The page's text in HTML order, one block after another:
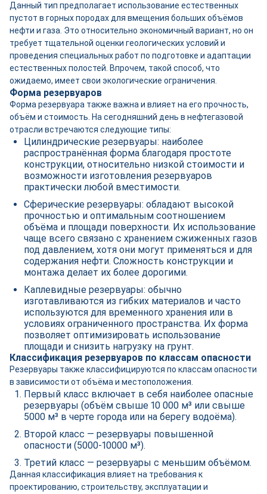
Данный тип предполагает использование естественных
пустот в горных породах для вмещения больших объёмов
нефти и газа. Это относительно экономичный вариант, но он
требует тщательной оценки геологических условий и
проведения специальных работ по подготовке и адаптации
естественных полостей. Впрочем, такой способ, что
ожидаемо, имеет свои экологические ограничения.
Форма резервуаров
Форма резервуара также важна и влияет на его прочность,
объём и стоимость. На сегодняшний день в нефтегазовой
отрасли встречаются следующие типы:
Цилиндрические резервуары: наиболее
распространённая форма благодаря простоте
конструкции, относительно низкой стоимости и
возможности изготовления резервуаров
практически любой вместимости.
Сферические резервуары: обладают высокой
прочностью и оптимальным соотношением
объёма и площади поверхности. Их использование
чаще всего связано с хранением сжиженных газов
под давлением, хотя они могут применяться и для
содержания нефти. Сложность конструкции и
монтажа делает их более дорогими.
Каплевидные резервуары: обычно
изготавливаются из гибких материалов и часто
используются для временного хранения или в
условиях ограниченного пространства. Их форма
позволяет оптимизировать использование
площади и снизить нагрузку на грунт.
Классификация резервуаров по классам опасности
Резервуары также классифицируются по классам опасности
в зависимости от объёма и местоположения.
Первый класс включает в себя наиболее опасные
резервуары (объём свыше 10 000 м³ или свыше
5000 м³ в черте города или на берегу водоёма).
Второй класс — резервуары повышенной
опасности (5000-10000 м³).
Третий класс — резервуары с меньшим объёмом.
Данная классификация влияет на требования к
проектированию, строительству, эксплуатации и